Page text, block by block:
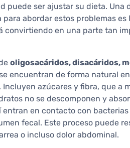
puede ser ajustar su dieta. Una
abordar estos problemas es
convirtiendo en una parte tan
oligosacáridos, disacáridos,
encuentran de forma natural
azúcares y fibra, que a
no se descomponen y
en contacto con
fecal. Este proceso puede
o incluso dolor abdominal.